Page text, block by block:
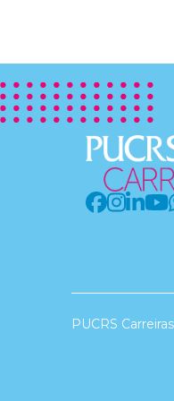
PUCRS